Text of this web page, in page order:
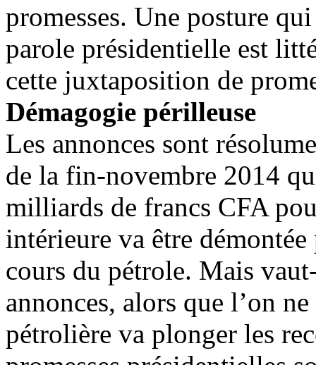
promesses. Une posture
parole présidentielle est
cette juxtaposition de
Démagogie périlleuse
Les annonces sont
de la fin-novembre 2014
milliards de francs CFA
intérieure va être
cours du pétrole. Mais
annonces, alors que l’on
pétrolière va plonger les